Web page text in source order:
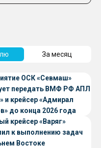
За месяц
ОСК «Севмаш»
передать ВМФ РФ АПЛ
и крейсер «Адмирал
до конца 2026 года
крейсер «Варяг»
к выполнению задач
Востоке